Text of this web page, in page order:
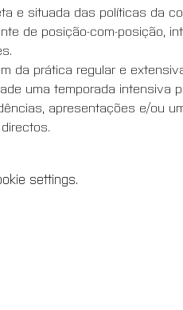
e situada das políticas da
de posição-com-posição,
da prática regular e
uma temporada intensiva
apresentações e/ou
settings.